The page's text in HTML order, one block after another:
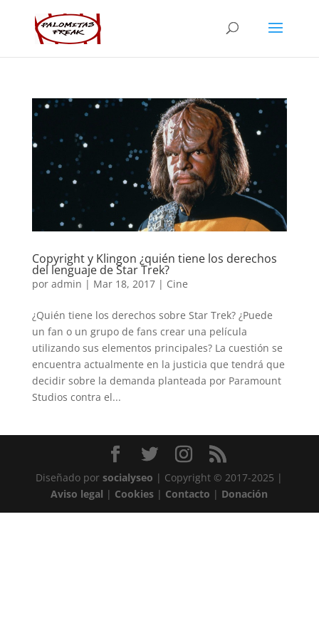
Copyright y Klingon ¿quién tiene los derechos
del lenguaje de Star Trek?
por admin | Mar 18, 2017| Cine
¿Quién tiene los derechos sobre Star Trek? ¿Puede
un fan o un grupo de fans crear una película
utilizando sus elementos principales? La cuestión se
encuentra actualmente en la justicia que tendrá que
decidir sobre la demanda planteada por Paramount
Studios contra el...
Diseñado porsocialyseo | Copyright © 2017-2025 |
Aviso legal | Cookies | Contacto | Donación